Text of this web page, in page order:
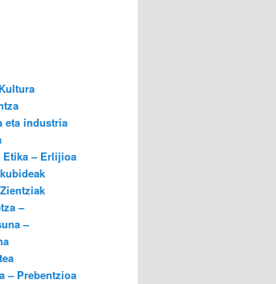
eta industria
Etika – Erlijioa
–
–
– Prebentzioa